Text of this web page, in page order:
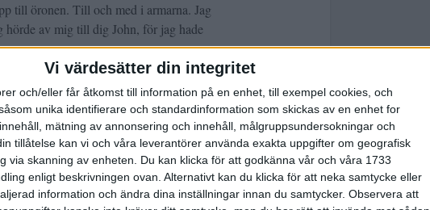
Vi värdesätter din integritet
och/eller får åtkomst till information på en enhet, till exempel cookies, och
unika identifierare och standardinformation som skickas av en enhet for
mätning av annonsering och innehåll, målgruppsundersokningar och
tillåtelse kan vi och våra leverantörer använda exakta uppgifter om geografisk
via skanning av enheten. Du kan klicka för att godkänna vår och våra 1733
enligt beskrivningen ovan. Alternativt kan du klicka för att neka samtycke eller
information och ändra dina inställningar innan du samtycker. Observera att
till öronen. Till och med i armarna. Jag
hörde av mig till dig John, för jag hade
mot när du i form?
trött. Och det kan ju påverka
funka ganska bra till någon
tycker jag inte. Men så fort jag ska gå
tröskel så är det som att jag inte kan
har fått testa olika astmamediciner